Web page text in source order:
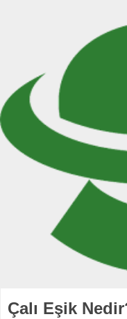
Çalı Eşik